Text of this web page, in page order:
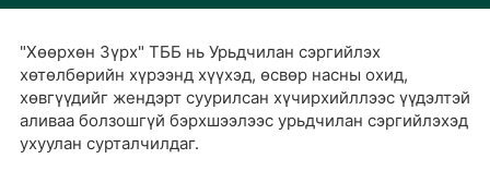
"Хөөрхөн Зүрх" ТББ нь Урьдчилан сэргийлэх
хөтөлбөрийн хүрээнд хүүхэд, өсвөр насны охид,
хөвгүүдийг жендэрт суурилсан хүчирхийллээс үүдэлтэй
аливаа болзошгүй бэрхшээлээс урьдчилан сэргийлэхэд
ухуулан сурталчилдаг.